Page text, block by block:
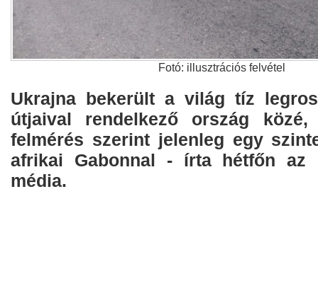
Fotó: illusztrációs felvétel
Ukrajna bekerült a világ tíz
útjaival rendelkező ország közé,
felmérés szerint jelenleg egy
afrikai Gabonnal - írta hétfőn az
média.